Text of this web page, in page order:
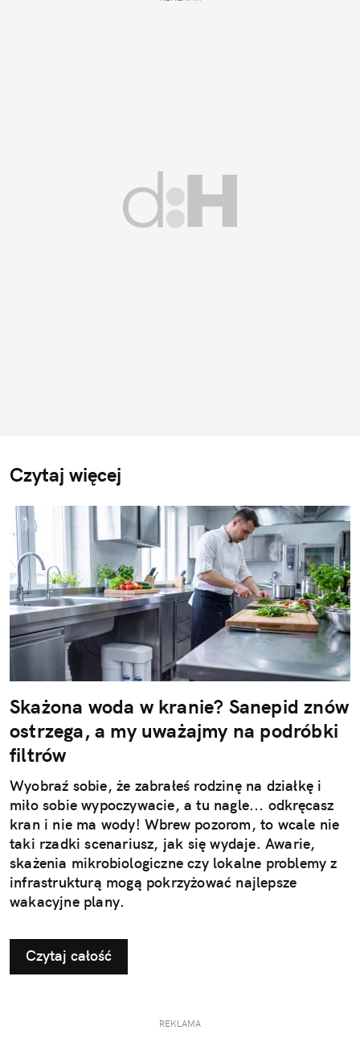
Czytaj więcej
Skażona woda w kranie? Sanepid znów
ostrzega, a my uważajmy na podróbki
filtrów
Wyobraź sobie, że zabrałeś rodzinę na działkę i
miło sobie wypoczywacie, a tu nagle... odkręcasz
kran i nie ma wody! Wbrew pozorom, to wcale nie
taki rzadki scenariusz, jak się wydaje. Awarie,
skażenia mikrobiologiczne czy lokalne problemy z
infrastrukturą mogą pokrzyżować najlepsze
wakacyjne plany.
Czytaj całość
REKLAMA